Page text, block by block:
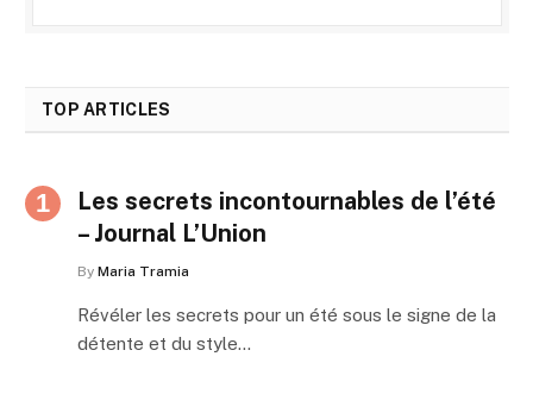
TOP ARTICLES
Les secrets incontournables de l’été
– Journal L’Union
By Maria Tramia
Révéler les secrets pour un été sous le signe de la
détente et du style…